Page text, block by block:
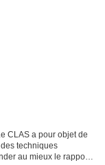
CLAS a pour objet de
techniques
au mieux le rapport